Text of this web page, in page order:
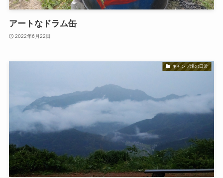
アートなドラム缶
2022年6月22日
キャンプ場の日常